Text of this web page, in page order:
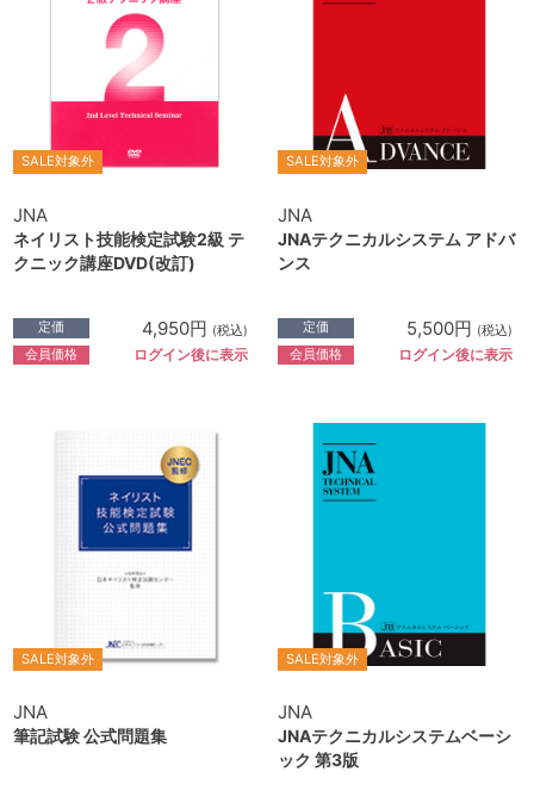
SALE対象外
JNA
ネイリスト技能検定試験2級 テ
クニック講座DVD(改訂)
定価 4,950円 (税込)
会員価格 ログイン後に表示
SALE対象外
JNA
JNAテクニカルシステム アドバ
ンス
定価 5,500円 (税込)
会員価格 ログイン後に表示
SALE対象外
JNA
筆記試験 公式問題集
SALE対象外
JNA
JNAテクニカルシステムベーシ
ック 第3版